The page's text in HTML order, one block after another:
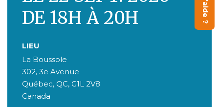
DE 18H À 20H
LIEU
La Boussole
302, 3e Avenue
Québec, QC, G1L 2V8
Canada